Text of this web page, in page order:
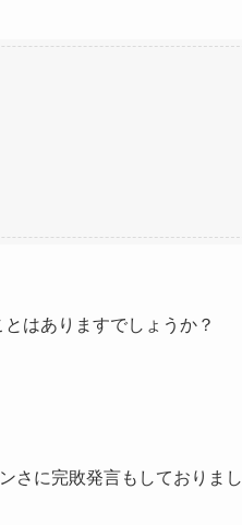
はありますでしょうか？
さに完敗発言もしておりまし